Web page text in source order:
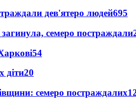
дев'ятеро людей695
семеро постраждали
54
діти20
семеро постраждалих